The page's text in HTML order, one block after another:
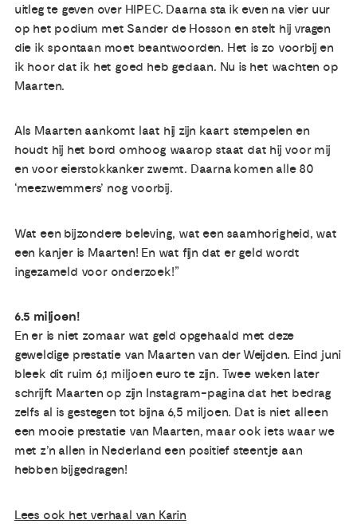
uitleg te geven over HIPEC. Daarna sta ik even na vier uur
op het podium met Sander de Hosson en stelt hij vragen
die ik spontaan moet beantwoorden. Het is zo voorbij en
ik hoor dat ik het goed heb gedaan. Nu is het wachten op
Maarten.
Als Maarten aankomt laat hij zijn kaart stempelen en
houdt hij het bord omhoog waarop staat dat hij voor mij
en voor eierstokkanker zwemt. Daarna komen alle 80
‘meezwemmers’ nog voorbij.
Wat een bijzondere beleving, wat een saamhorigheid, wat
een kanjer is Maarten! En wat fijn dat er geld wordt
ingezameld voor onderzoek!”
6.5 miljoen!
En er is niet zomaar wat geld opgehaald met deze
geweldige prestatie van Maarten van der Weijden. Eind juni
bleek dit ruim 6,1 miljoen euro te zijn. Twee weken later
schrijft Maarten op zijn Instagram-pagina dat het bedrag
zelfs al is gestegen tot bijna 6,5 miljoen. Dat is niet alleen
een mooie prestatie van Maarten, maar ook iets waar we
met z’n allen in Nederland een positief steentje aan
hebben bijgedragen!
Lees ook het verhaal van Karin